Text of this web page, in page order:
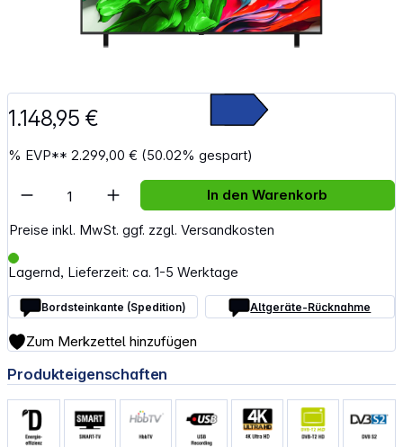
1.148,95 €
% EVP**2.299,00 € (50.02% gespart)
Preise inkl. MwSt. ggf. zzgl. Versandkosten
Lagernd, Lieferzeit: ca. 1-5 Werktage
Bordsteinkante (Spedition) Altgeräte-Rücknahme
Artikel Anzahl: Gib den gewünschten
In den Warenkorb
Zum Merkzettel hinzufügen
Produkteigenschaften